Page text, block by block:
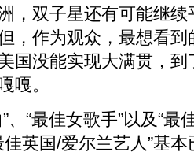
，双子星还有可能继
，作为观众，最想看
国没能实现大满贯，
嘎。
、“最佳女歌手”以及“最
英国/爱尔兰艺人”基本